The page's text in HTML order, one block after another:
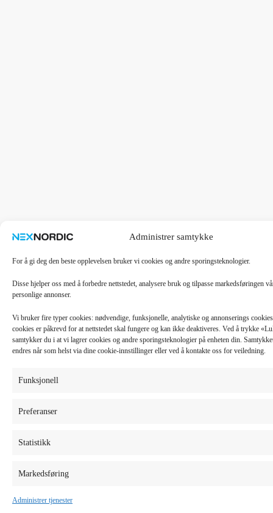
Administrer samtykke
For å gi deg den beste opplevelsen bruker vi cookies og andre sporingsteknologier.
Disse hjelper oss med å forbedre nettstedet, analysere bruk og tilpasse markedsføringen
personlige annonser.
Vi bruker fire typer cookies: nødvendige, funksjonelle, analytiske og annonserings
cookies er påkrevd for at nettstedet skal fungere og kan ikke deaktiveres. Ved å trykke
samtykker du i at vi lagrer cookies og andre sporingsteknologier på enheten din.
endres når som helst via dine cookie-innstillinger eller ved å kontakte oss for veiledning.
Funksjonell
Preferanser
Statistikk
Markedsføring
Administrer tjenester